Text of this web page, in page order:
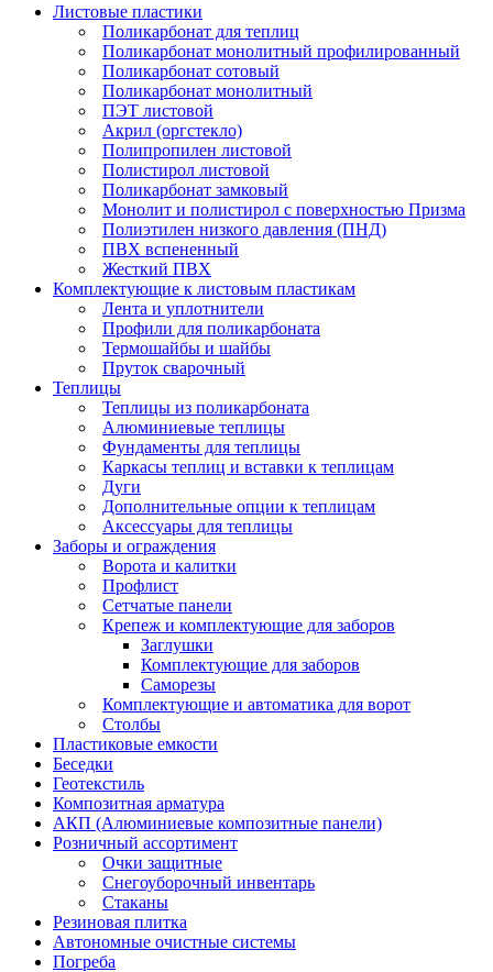
Листовые пластики
Поликарбонат для теплиц
Поликарбонат монолитный профилированный
Поликарбонат сотовый
Поликарбонат монолитный
ПЭТ листовой
Акрил (оргстекло)
Полипропилен листовой
Полистирол листовой
Поликарбонат замковый
Монолит и полистирол с поверхностью Призма
Полиэтилен низкого давления (ПНД)
ПВХ вспененный
Жесткий ПВХ
Комплектующие к листовым пластикам
Лента и уплотнители
Профили для поликарбоната
Термошайбы и шайбы
Пруток сварочный
Теплицы
Теплицы из поликарбоната
Алюминиевые теплицы
Фундаменты для теплицы
Каркасы теплиц и вставки к теплицам
Дуги
Дополнительные опции к теплицам
Аксессуары для теплицы
Заборы и ограждения
Ворота и калитки
Профлист
Сетчатые панели
Крепеж и комплектующие для заборов
Заглушки
Комплектующие для заборов
Саморезы
Комплектующие и автоматика для ворот
Столбы
Пластиковые емкости
Беседки
Геотекстиль
Композитная арматура
АКП (Алюминиевые композитные панели)
Розничный ассортимент
Очки защитные
Снегоуборочный инвентарь
Стаканы
Резиновая плитка
Автономные очистные системы
Погреба